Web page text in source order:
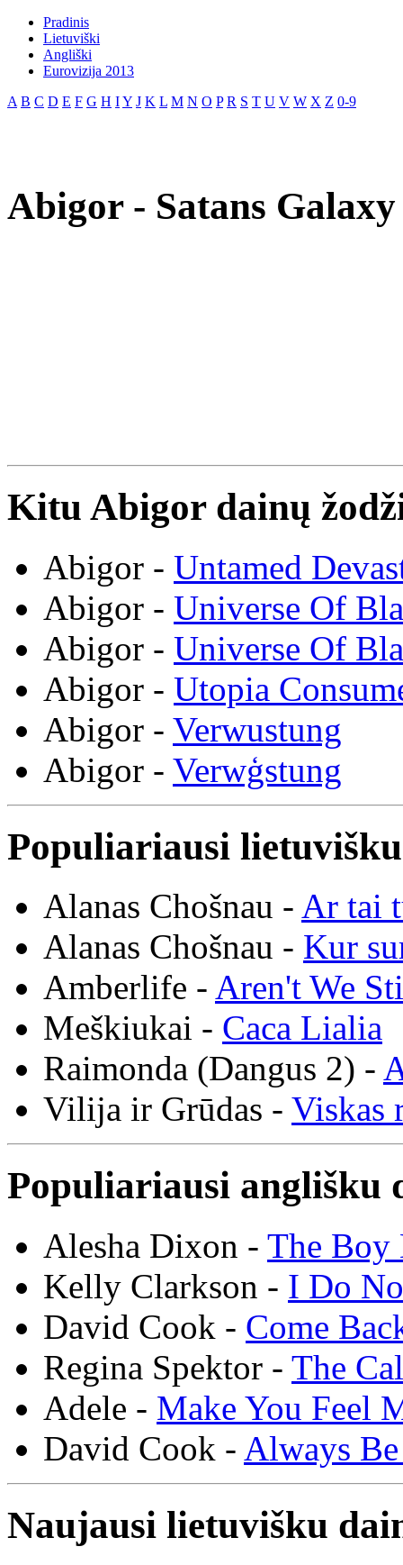
Pradinis
Lietuviški
Angliški
Eurovizija 2013
A B C D E F G H IY J K L M N O P R S T U V W X Z 0-9
Abigor - Satans
Kitu Abigor dainų
Abigor - Untamed
Abigor - Universe Of
Abigor - Universe Of
Abigor - Utopia
Abigor - Verwustung
Abigor - Verwģstung
Populiariausi
Alanas Chošnau - Ar tai
Alanas Chošnau - Kur
Amberlife - Aren't We
Meškiukai - Caca Lialia
Raimonda (Dangus 2) -
Vilija ir Grūdas - Viskas
Populiariausi anglišku
Alesha Dixon - The Boy
Kelly Clarkson - I Do
David Cook - Come
Regina Spektor - The
Adele - Make You Feel
David Cook - Always
Naujausi lietuvišku